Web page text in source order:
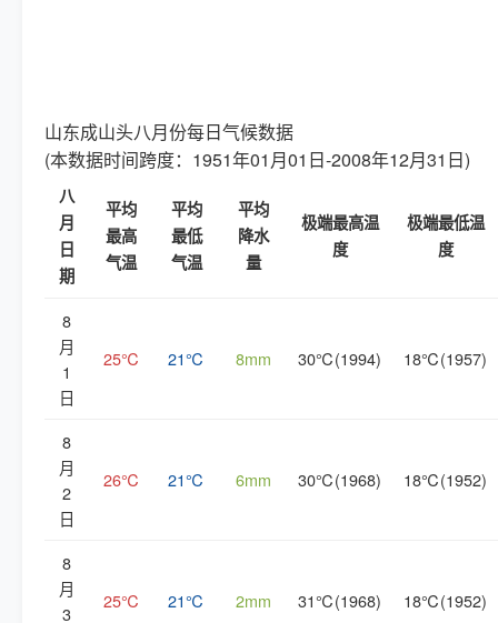
山东成山头八月份每日气候数据
(本数据时间跨度：1951年01月01日-2008年12月31日)
八
月
日
期
平均
最高
气温
平均
最低
气温
平均
降水
量
极端最高温
度
极端最低温
度
8
月
1
日
25℃ 21℃ 8mm 30℃(1994) 18℃(1957)
8
月
2
日
26℃ 21℃ 6mm 30℃(1968) 18℃(1952)
8
月
3
25℃ 21℃ 2mm 31℃(1968) 18℃(1952)